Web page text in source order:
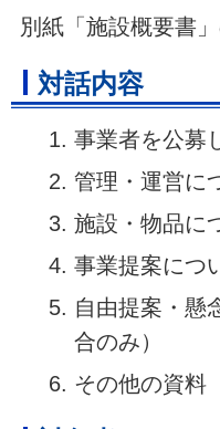
別紙「施設概要書
対話内容
事業者を公募
管理・運営に
施設・物品に
事業提案につ
自由提案・懸
合のみ）
その他の資料